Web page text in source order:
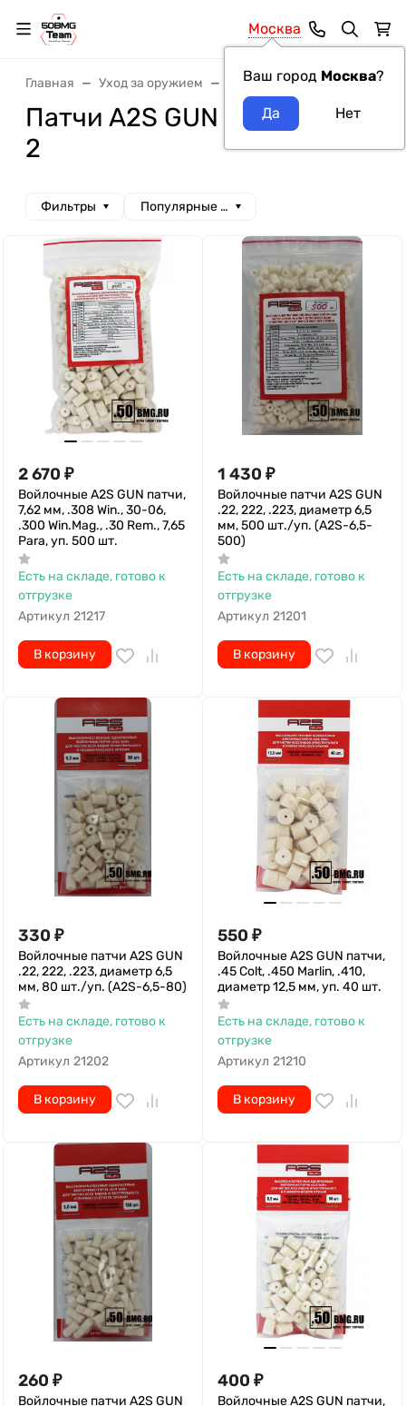
Москва
Ваш город Москва?
Главная Уход за оружием Патчи, салфетки, тампоны
Патчи A2S GUN — страница
2
Фильтры Популярные сначала
2 670 ₽
Войлочные A2S GUN патчи,
7,62 мм, .308 Win., 30-06,
.300 Win.Mag., .30 Rem., 7,65
Para, уп. 500 шт.
Есть на складе, готово к
отгрузке
Артикул 21217
В корзину
1 430 ₽
Войлочные патчи A2S GUN
.22, 222, .223, диаметр 6,5
мм, 500 шт./уп. (A2S-6,5-
500)
Есть на складе, готово к
отгрузке
Артикул 21201
В корзину
330 ₽
Войлочные патчи A2S GUN
.22, 222, .223, диаметр 6,5
мм, 80 шт./уп. (A2S-6,5-80)
Есть на складе, готово к
отгрузке
Артикул 21202
В корзину
550 ₽
Войлочные A2S GUN патчи,
.45 Colt, .450 Marlin, .410,
диаметр 12,5 мм, уп. 40 шт.
Есть на складе, готово к
отгрузке
Артикул 21210
В корзину
260 ₽
Войлочные патчи A2S GUN
400 ₽
Войлочные A2S GUN патчи,